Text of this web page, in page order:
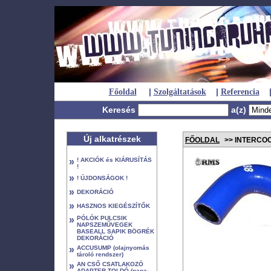
Főoldal | Szolgáltatások | Referencia
|
Keresés
a(z)
Új alkatrészek
» ! AKCIÓK és KIÁRUSÍTÁS
!
» ! ÚJDONSÁGOK !
» DEKORÁCIÓ
» HASZNOS KIEGÉSZÍTŐK
» PÓLÓK PULCSIK
NAPSZEMŰVEGEK
BASEALL SAPIK BÖGRÉK
DEKORÁCIÓ
» ACCUSUMP (olajnyomás
tároló rendszer)
» AN CSŐ CSATLAKOZÓ
FŐOLDAL >>